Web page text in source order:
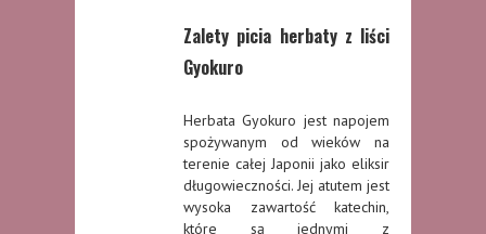
Zalety picia herbaty z liści
Gyokuro
Herbata Gyokuro jest napojem
spożywanym od wieków na
terenie całej Japonii jako eliksir
długowieczności. Jej atutem jest
wysoka zawartość katechin,
które są jednymi z